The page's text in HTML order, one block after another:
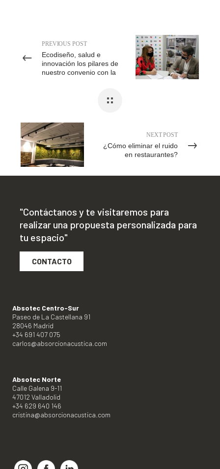
PREVIOUS POST
Ecodiseño, salud e
innovación los pilares de
nuestro convenio con la
NEXT POST
¿Cómo eliminar el ruido
en restaurantes?
"Contáctanos y te visitaremos para
realizar una propuesta personalizada para
tu espacio"
CONTACTO
Absotec Centro-Sur
Paseo de La Castellana 91
28046 Madrid
+34 691 407 075
carlos@absorcionacustica.com
Absotec Norte
Calle Galena 9-11
47012 Valladolid
+34 629 640 146
cristina@absorcionacustica.com